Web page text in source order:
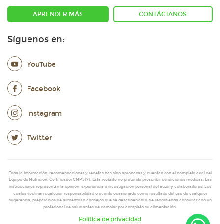
APRENDER MÁS CONTÁCTANOS
Síguenos en:
YouTube
Facebook
Instagram
Twitter
Toda la información, recomendaciones y recetas han sido aprobadas y cuentan con el completo aval del
Equipo de Nutrición. Certificado: CNP 5171. Esta website no pretende prescribir condiciones médicas. Las
instrucciones representan la opinión, experiencia e investigación personal del autor y colaboradores. Los
cuales declinan cualquier responsabilidad o evento ocasionado como resultado del uso de cualquier
sugerencia, preparación de alimentos o consejos que se describen aquí. Se recomienda consultar con un
profesional de salud antes de cambiar por completo su alimentación.
Política de privacidad